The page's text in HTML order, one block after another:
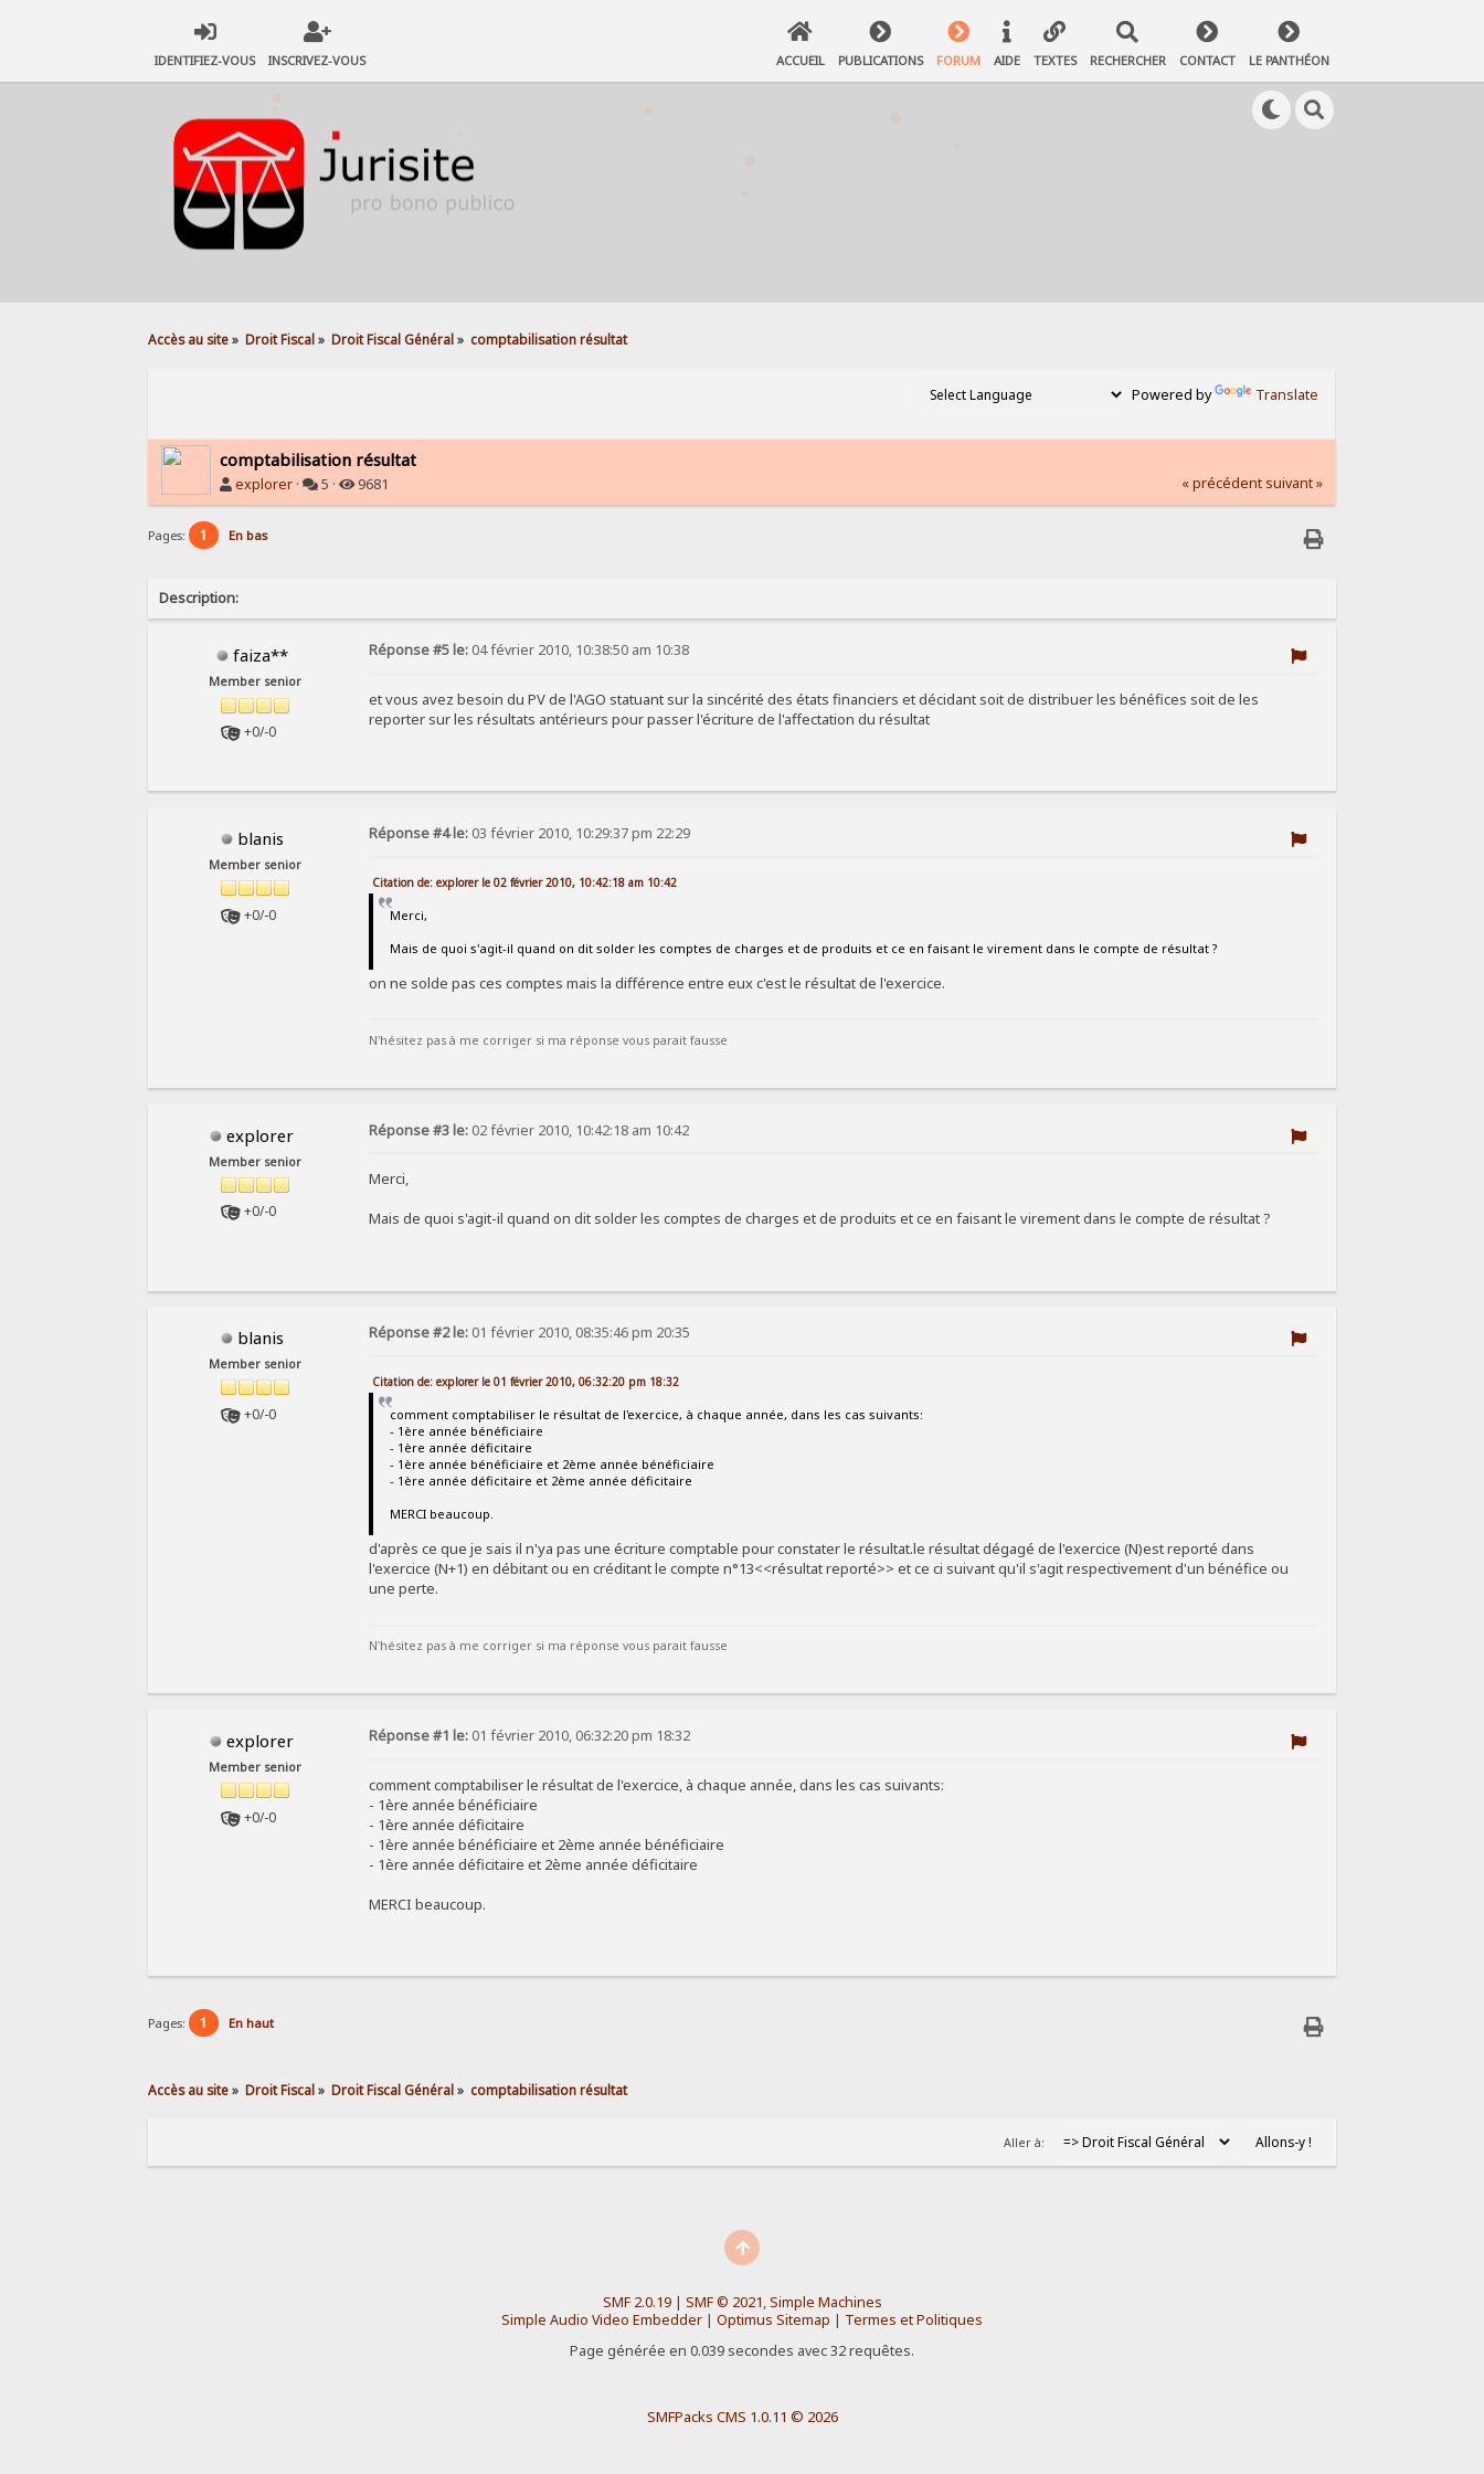
IDENTIFIEZ-VOUS INSCRIVEZ-VOUS ACCUEIL PUBLICATIONS FORUM AIDE TEXTES RECHERCHER CONTACT LE PANTHÉON
Accès au site» Droit Fiscal» Droit Fiscal Général» comptabilisation résultat
Powered by Translate
comptabilisation résultat
explorer · 5 · 9681 « précédent suivant »
Pages: 1 En bas
Description:
faiza**
Member senior
+0/-0
Réponse #5 le: 04 février 2010, 10:38:50 am 10:38
et vous avez besoin du PV de l'AGO statuant sur la sincérité des états financiers et décidant soit de distribuer les bénéfices soit de les
reporter sur les résultats antérieurs pour passer l'écriture de l'affectation du résultat
blanis
Member senior
+0/-0
Réponse #4 le: 03 février 2010, 10:29:37 pm 22:29
Citation de: explorer le 02 février 2010, 10:42:18 am 10:42
Merci,
Mais de quoi s'agit-il quand on dit solder les comptes de charges et de produits et ce en faisant le virement dans le compte de résultat ?
on ne solde pas ces comptes mais la différence entre eux c'est le résultat de l'exercice.
N'hésitez pas à me corriger si ma réponse vous parait fausse
explorer
Member senior
+0/-0
Réponse #3 le: 02 février 2010, 10:42:18 am 10:42
Merci,
Mais de quoi s'agit-il quand on dit solder les comptes de charges et de produits et ce en faisant le virement dans le compte de résultat ?
blanis
Member senior
+0/-0
Réponse #2 le: 01 février 2010, 08:35:46 pm 20:35
Citation de: explorer le 01 février 2010, 06:32:20 pm 18:32
comment comptabiliser le résultat de l'exercice, à chaque année, dans les cas suivants:
- 1ère année bénéficiaire
- 1ère année déficitaire
- 1ère année bénéficiaire et 2ème année bénéficiaire
- 1ère année déficitaire et 2ème année déficitaire
MERCI beaucoup.
d'après ce que je sais il n'ya pas une écriture comptable pour constater le résultat.le résultat dégagé de l'exercice (N)est reporté dans
l'exercice (N+1) en débitant ou en créditant le compte n°13<<résultat reporté>> et ce ci suivant qu'il s'agit respectivement d'un bénéfice ou
une perte.
N'hésitez pas à me corriger si ma réponse vous parait fausse
explorer
Member senior
+0/-0
Réponse #1 le: 01 février 2010, 06:32:20 pm 18:32
comment comptabiliser le résultat de l'exercice, à chaque année, dans les cas suivants:
- 1ère année bénéficiaire
- 1ère année déficitaire
- 1ère année bénéficiaire et 2ème année bénéficiaire
- 1ère année déficitaire et 2ème année déficitaire
MERCI beaucoup.
Pages: 1 En haut
Accès au site» Droit Fiscal» Droit Fiscal Général» comptabilisation résultat
Aller à:
SMF 2.0.19| SMF © 2021,Simple Machines
Simple Audio Video Embedder | Optimus Sitemap | Termes et Politiques
Page générée en 0.039 secondes avec 32 requêtes.
SMFPacks CMS 1.0.11 © 2026